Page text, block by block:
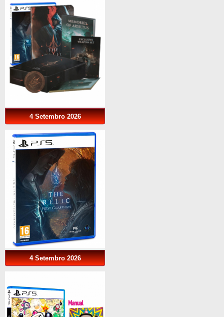
4 Setembro 2026
4 Setembro 2026